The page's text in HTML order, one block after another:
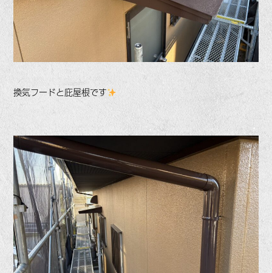
換気フードと庇屋根です